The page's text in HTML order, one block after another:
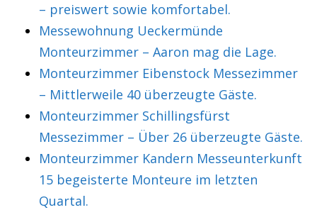
– preiswert sowie komfortabel.
Messewohnung Ueckermünde
Monteurzimmer – Aaron mag die Lage.
Monteurzimmer Eibenstock Messezimmer
– Mittlerweile 40 überzeugte Gäste.
Monteurzimmer Schillingsfürst
Messezimmer – Über 26 überzeugte Gäste.
Monteurzimmer Kandern Messeunterkunft
15 begeisterte Monteure im letzten
Quartal.